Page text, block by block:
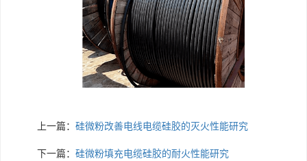
上一篇： 硅微粉改善电线电缆硅胶的灭火性能研究
下一篇： 硅微粉填充电缆硅胶的耐火性能研究